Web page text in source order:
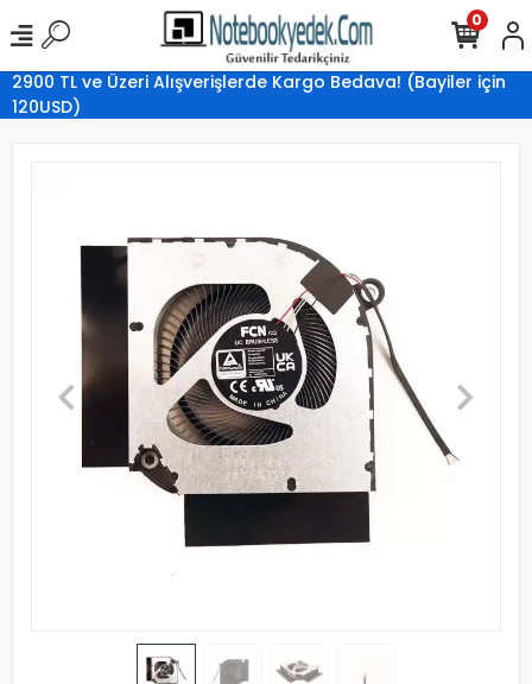
2900 TL ve Üzeri Alışverişlerde Kargo Bedava! (Bayiler için
120USD)
0